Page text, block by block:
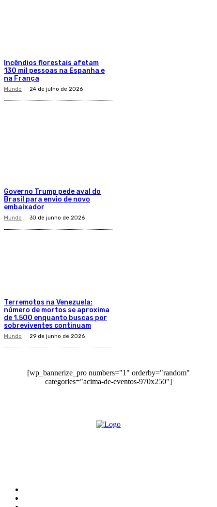
Incêndios florestais afetam
130 mil pessoas na Espanha e
na França
Mundo 24 de julho de 2026
Governo Trump pede aval do
Brasil para envio de novo
embaixador
Mundo 30 de junho de 2026
Terremotos na Venezuela:
número de mortos se aproxima
de 1.500 enquanto buscas por
sobreviventes continuam
Mundo 29 de junho de 2026
[wp_bannerize_pro numbers="1" orderby="random"
categories="acima-de-eventos-970x250"]